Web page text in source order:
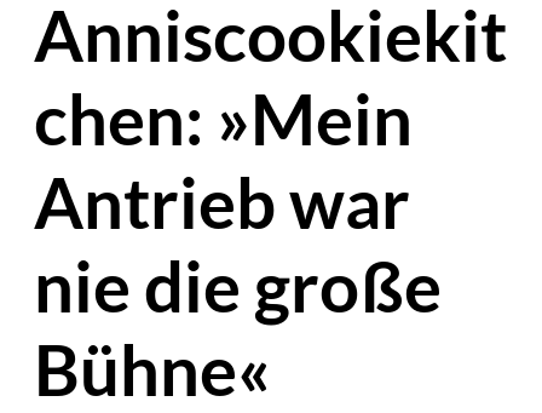
Anniscookiekit
chen: »Mein
Antrieb war
nie die große
Bühne«